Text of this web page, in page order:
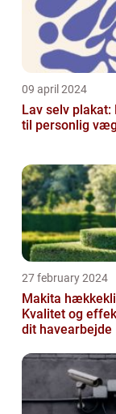
09 april 2024
Lav selv plakat:
til personlig
27 february 2024
Makita
Kvalitet og
dit havearbejde